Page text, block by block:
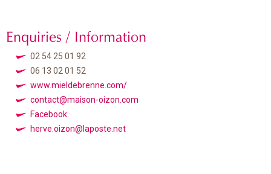
Enquiries / Information
02 54 25 01 92
06 13 02 01 52
www.mieldebrenne.com/
contact@maison-oizon.com
Facebook
herve.oizon@laposte.net